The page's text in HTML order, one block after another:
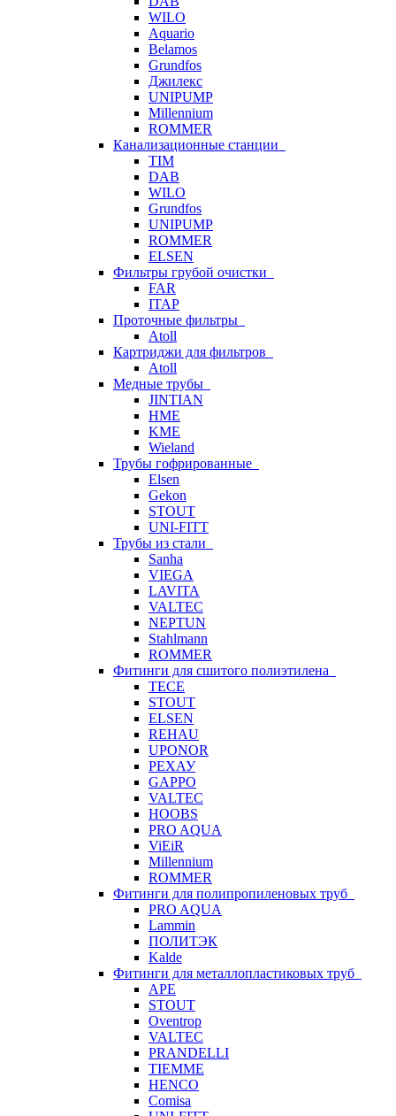
WILO
Aquario
Belamos
Grundfos
Джилекс
UNIPUMP
Millennium
ROMMER
Канализационные станции
TIM
DAB
WILO
Grundfos
UNIPUMP
ROMMER
ELSEN
Фильтры грубой очистки
FAR
ITAP
Проточные фильтры
Atoll
Картриджи для фильтров
Atoll
Медные трубы
JINTIAN
HME
KME
Wieland
Трубы гофрированные
Elsen
Gekon
STOUT
UNI-FITT
Трубы из стали
Sanha
VIEGA
LAVITA
VALTEC
NEPTUN
Stahlmann
ROMMER
Фитинги для сшитого полиэтилена
TECE
STOUT
ELSEN
REHAU
UPONOR
РЕХАУ
GAPPO
VALTEC
HOOBS
PRO AQUA
ViEiR
Millennium
ROMMER
Фитинги для полипропиленовых труб
PRO AQUA
Lammin
ПОЛИТЭК
Kalde
Фитинги для металлопластиковых труб
APE
STOUT
Oventrop
VALTEC
PRANDELLI
TIEMME
HENCO
Comisa